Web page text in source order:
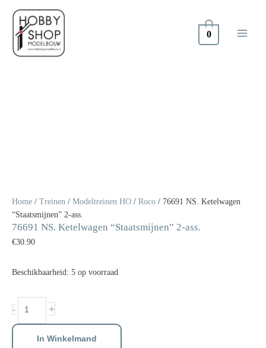
naar
inhoud
0
Home / Treinen / Modeltreinen HO / Roco / 76691 NS. Ketelwagen
“Staatsmijnen” 2-ass.
76691 NS. Ketelwagen “Staatsmijnen” 2-ass.
€30.90
Beschikbaarheid: 5 op voorraad
- +
In Winkelmand